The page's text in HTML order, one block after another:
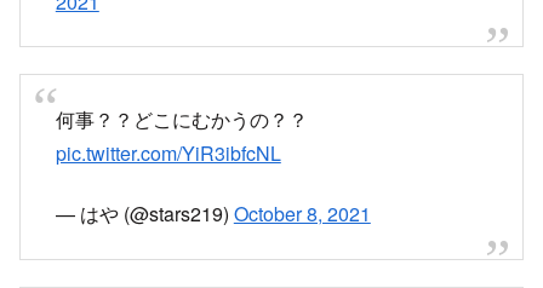
何事？？どこにむかうの？？
pic.twitter.com/YiR3ibfcNL
— はや (@stars219) October 8, 2021